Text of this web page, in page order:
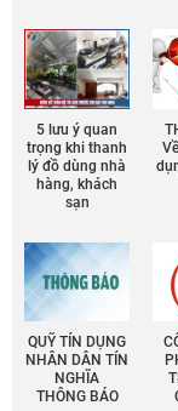
5 lưu ý quan
trọng khi thanh
lý đồ dùng nhà
hàng, khách
sạn
QUỸ TÍN DỤNG
NHÂN DÂN TÍN
NGHĨA
THÔNG BÁO